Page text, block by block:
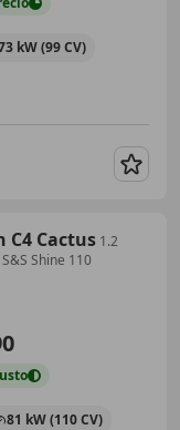
kW (99 CV)
C4 Cactus 1.2
Shine 110
81 kW (110 CV)